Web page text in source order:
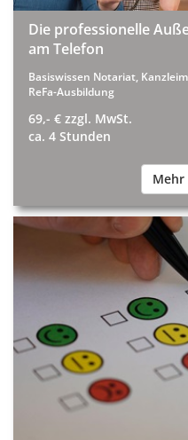
Die professionelle
am Telefon
Basiswissen Notariat,
ReFa-Ausbildung
69,- € zzgl. MwSt.
ca. 4 Stunden
Mehr